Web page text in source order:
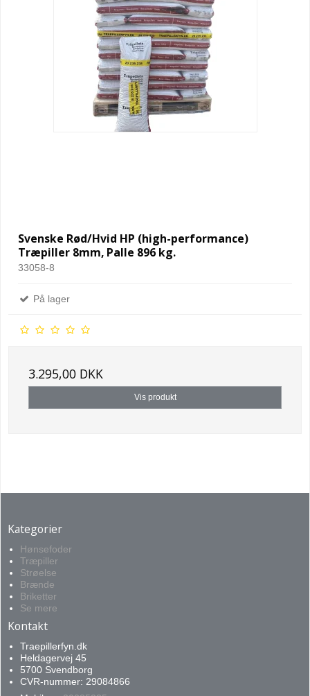
Svenske Rød/Hvid HP (high-performance)
Træpiller 8mm, Palle 896 kg.
33058-8
På lager
3.295,00 DKK
Vis produkt
Kategorier
Hønsefoder
Træpiller
Strøelse
Brænde
Briketter
Se mere
Kontakt
Traepillerfyn.dk
Heldagervej 45
5700 Svendborg
CVR-nummer: 29084866